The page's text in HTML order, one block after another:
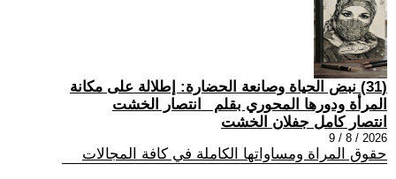
(31) نبض الحياة وصانعة الحضارة: إطلالة على مكانة
المرأة ودورها المحوري بقلم _انتصار الخشت
انتصار كامل جفلان الخشت
2026 / 8 / 9
حقوق المراة ومساواتها الكاملة في كافة المجالات